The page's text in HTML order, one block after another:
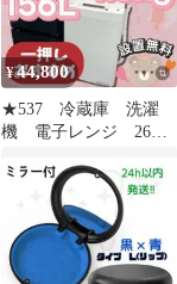
¥44,800
★537 冷蔵庫 洗濯
機 電子レンジ 26年
い 綺麗 設置無料